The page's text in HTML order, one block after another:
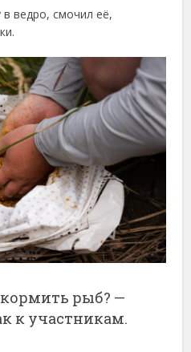
ведро, смочил её,
рыб? —
к участникам.